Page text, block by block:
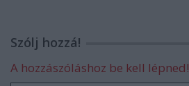
Szólj hozzá!
A hozzászóláshoz be kell lépned!